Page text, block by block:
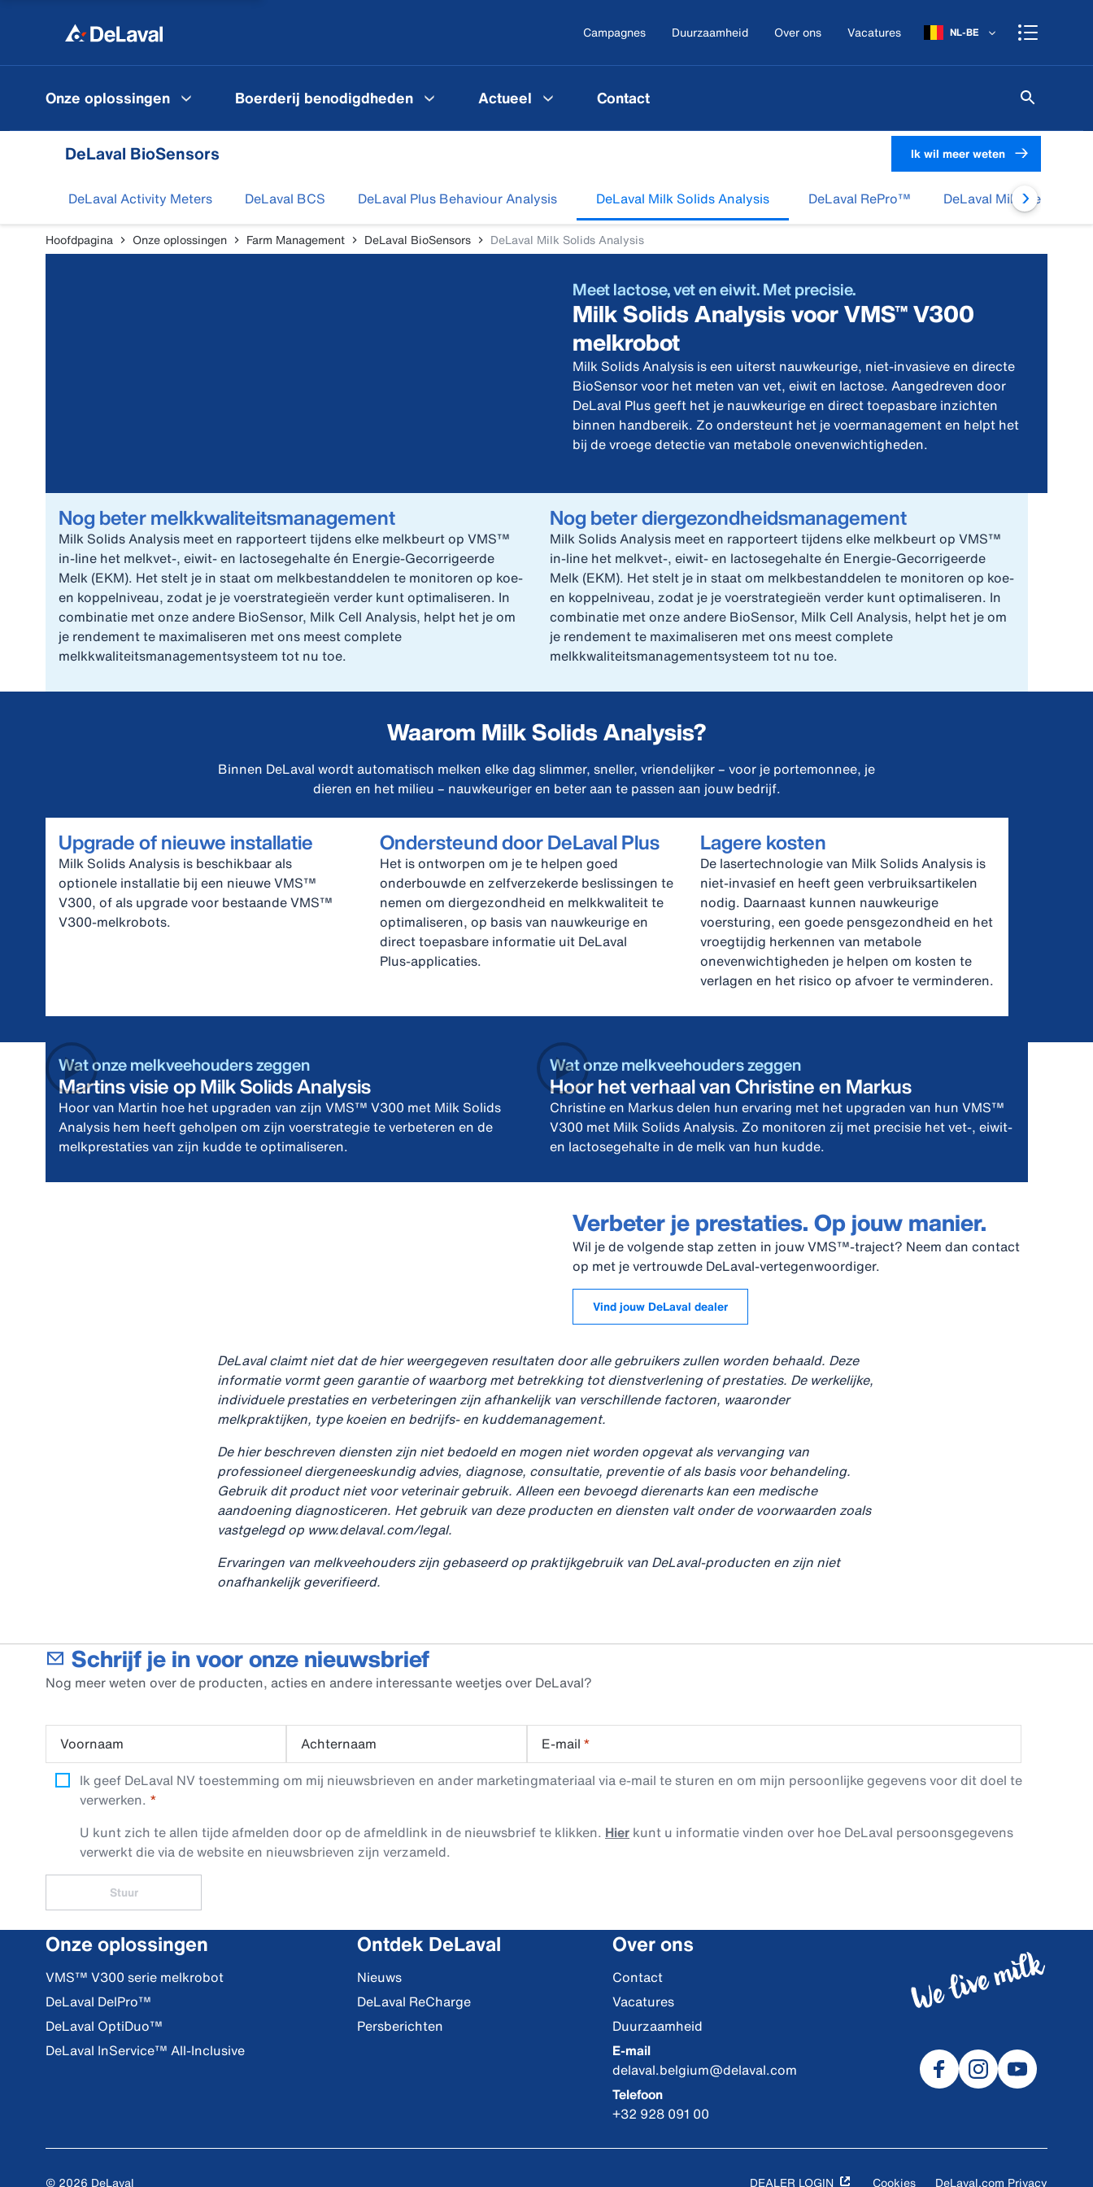
Campagnes Duurzaamheid Over ons Vacatures NL-BE
Onze oplossingen Boerderij benodigdheden Actueel Contact
DeLaval BioSensors Ik wil meer weten
DeLaval Activity Meters DeLaval BCS DeLaval Plus Behaviour Analysis DeLaval Milk Solids Analysis DeLaval RePro™ DeLaval Milk Cell
Hoofdpagina Onze oplossingen Farm Management DeLaval BioSensors DeLaval Milk Solids Analysis
Meet lactose, vet en eiwit. Met precisie.
Milk Solids Analysis voor VMS™ V300
melkrobot
Milk Solids Analysis is een uiterst nauwkeurige, niet-invasieve en directe
BioSensor voor het meten van vet, eiwit en lactose. Aangedreven door
DeLaval Plus geeft het je nauwkeurige en direct toepasbare inzichten
binnen handbereik. Zo ondersteunt het je voermanagement en helpt het
bij de vroege detectie van metabole onevenwichtigheden.
Nog beter melkkwaliteitsmanagement
Milk Solids Analysis meet en rapporteert tijdens elke melkbeurt op VMS™
in-line het melkvet-, eiwit- en lactosegehalte én Energie‑Gecorrigeerde
Melk (EKM). Het stelt je in staat om melkbestanddelen te monitoren op koe-
en koppel­niveau, zodat je je voerstrategieën verder kunt optimaliseren. In
combinatie met onze andere BioSensor, Milk Cell Analysis, helpt het je om
je rendement te maximaliseren met ons meest complete
melkkwaliteitsmanagementsysteem tot nu toe.
Nog beter diergezondheidsmanagement
Milk Solids Analysis meet en rapporteert tijdens elke melkbeurt op VMS™
in-line het melkvet-, eiwit- en lactosegehalte én Energie‑Gecorrigeerde
Melk (EKM). Het stelt je in staat om melkbestanddelen te monitoren op koe-
en koppel­niveau, zodat je je voerstrategieën verder kunt optimaliseren. In
combinatie met onze andere BioSensor, Milk Cell Analysis, helpt het je om
je rendement te maximaliseren met ons meest complete
melkkwaliteitsmanagementsysteem tot nu toe.
Waarom Milk Solids Analysis?
Binnen DeLaval wordt automatisch melken elke dag slimmer, sneller, vriendelijker – voor je portemonnee, je
dieren en het milieu – nauwkeuriger en beter aan te passen aan jouw bedrijf.
Upgrade of nieuwe installatie
Milk Solids Analysis is beschikbaar als
optionele installatie bij een nieuwe VMS™
V300, of als upgrade voor bestaande VMS™
V300‑melkrobots.
Ondersteund door DeLaval Plus
Het is ontworpen om je te helpen goed
onderbouwde en zelfverzekerde beslissingen te
nemen om diergezondheid en melkkwaliteit te
optimaliseren, op basis van nauwkeurige en
direct toepasbare informatie uit DeLaval
Plus‑applicaties.
Lagere kosten
De lasertechnologie van Milk Solids Analysis is
niet‑invasief en heeft geen verbruiksartikelen
nodig. Daarnaast kunnen nauwkeurige
voersturing, een goede pensgezondheid en het
vroegtijdig herkennen van metabole
onevenwichtigheden je helpen om kosten te
verlagen en het risico op afvoer te verminderen.
Wat onze melkveehouders zeggen
Martins visie op Milk Solids Analysis
Hoor van Martin hoe het upgraden van zijn VMS™ V300 met Milk Solids
Analysis hem heeft geholpen om zijn voerstrategie te verbeteren en de
melkprestaties van zijn kudde te optimaliseren.
Wat onze melkveehouders zeggen
Hoor het verhaal van Christine en Markus
Christine en Markus delen hun ervaring met het upgraden van hun VMS™
V300 met Milk Solids Analysis. Zo monitoren zij met precisie het vet-, eiwit-
en lactosegehalte in de melk van hun kudde.
Verbeter je prestaties. Op jouw manier.
Wil je de volgende stap zetten in jouw VMS™‑traject? Neem dan contact
op met je vertrouwde DeLaval‑vertegenwoordiger.
Vind jouw DeLaval dealer
DeLaval claimt niet dat de hier weergegeven resultaten door alle gebruikers zullen worden behaald. Deze
informatie vormt geen garantie of waarborg met betrekking tot dienstverlening of prestaties. De werkelijke,
individuele prestaties en verbeteringen zijn afhankelijk van verschillende factoren, waaronder
melkpraktijken, type koeien en bedrijfs- en kuddemanagement.
De hier beschreven diensten zijn niet bedoeld en mogen niet worden opgevat als vervanging van
professioneel diergeneeskundig advies, diagnose, consultatie, preventie of als basis voor behandeling.
Gebruik dit product niet voor veterinair gebruik. Alleen een bevoegd dierenarts kan een medische
aandoening diagnosticeren. Het gebruik van deze producten en diensten valt onder de voorwaarden zoals
vastgelegd op www.delaval.com/legal.
Ervaringen van melkveehouders zijn gebaseerd op praktijkgebruik van DeLaval‑producten en zijn niet
onafhankelijk geverifieerd.
Schrijf je in voor onze nieuwsbrief
Nog meer weten over de producten, acties en andere interessante weetjes over DeLaval?
Voornaam Achternaam E-mail *
Ik geef DeLaval NV toestemming om mij nieuwsbrieven en ander marketingmateriaal via e-mail te sturen en om mijn persoonlijke gegevens voor dit doel te
verwerken.
U kunt zich te allen tijde afmelden door op de afmeldlink in de nieuwsbrief te klikken. Hier kunt u informatie vinden over hoe DeLaval persoonsgegevens
verwerkt die via de website en nieuwsbrieven zijn verzameld.
Stuur
Onze oplossingen
VMS™ V300 serie melkrobot
DeLaval DelPro™
DeLaval OptiDuo™
DeLaval InService™ All-Inclusive
Ontdek DeLaval
Nieuws
DeLaval ReCharge
Persberichten
Over ons
Contact
Vacatures
Duurzaamheid
E-mail
delaval.belgium@delaval.com
Telefoon
+32 928 091 00
© 2026 DeLaval DEALER LOGIN Cookies DeLaval.com Privacy